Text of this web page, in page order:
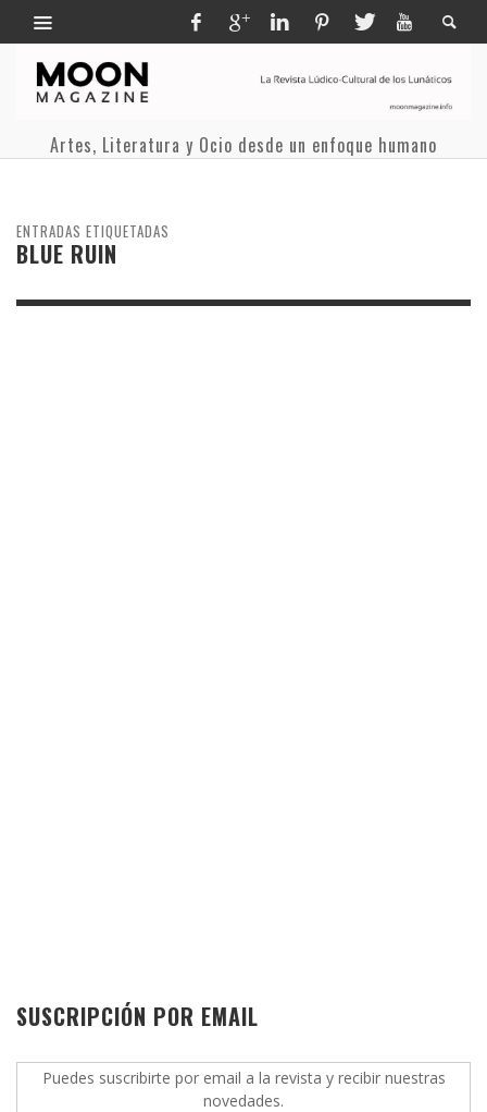
Artes, Literatura y Ocio desde un enfoque humano
ENTRADAS ETIQUETADAS
BLUE RUIN
SUSCRIPCIÓN POR EMAIL
Puedes suscribirte por email a la revista y recibir nuestras
novedades.